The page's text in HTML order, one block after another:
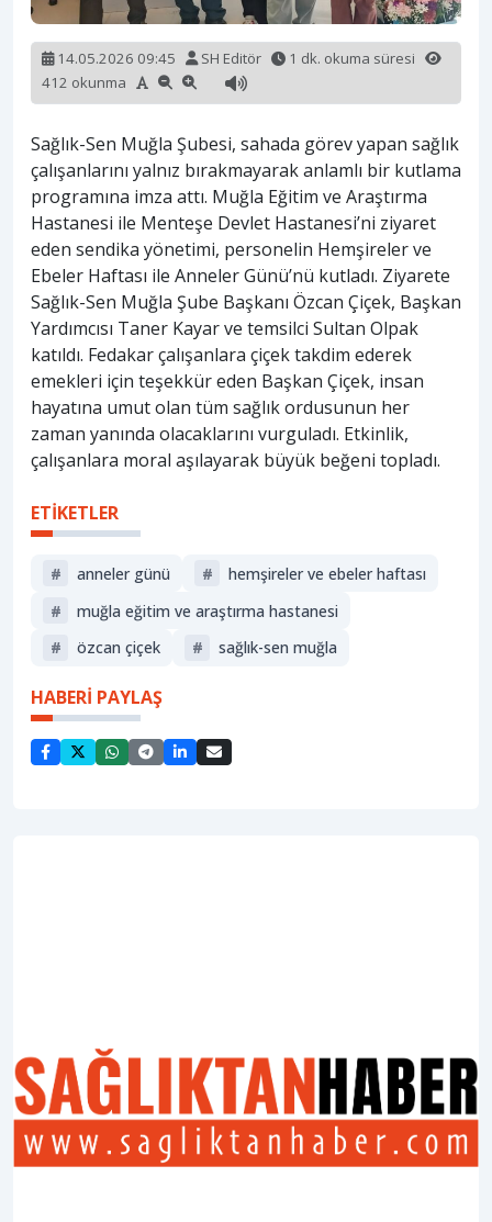
14.05.2026 09:45 SH Editör
1 dk. okuma süresi
412 okunma
Sağlık-Sen Muğla Şubesi, sahada görev yapan sağlık
çalışanlarını yalnız bırakmayarak anlamlı bir kutlama
programına imza attı. Muğla Eğitim ve Araştırma
Hastanesi ile Menteşe Devlet Hastanesi’ni ziyaret
eden sendika yönetimi, personelin Hemşireler ve
Ebeler Haftası ile Anneler Günü’nü kutladı. Ziyarete
Sağlık-Sen Muğla Şube Başkanı Özcan Çiçek, Başkan
Yardımcısı Taner Kayar ve temsilci Sultan Olpak
katıldı. Fedakar çalışanlara çiçek takdim ederek
emekleri için teşekkür eden Başkan Çiçek, insan
hayatına umut olan tüm sağlık ordusunun her
zaman yanında olacaklarını vurguladı. Etkinlik,
çalışanlara moral aşılayarak büyük beğeni topladı.
ETİKETLER
# anneler günü #
hemşireler ve ebeler haftası
#
muğla eğitim ve araştırma hastanesi
#
özcan çiçek # sağlık-sen muğla
HABERİ PAYLAŞ